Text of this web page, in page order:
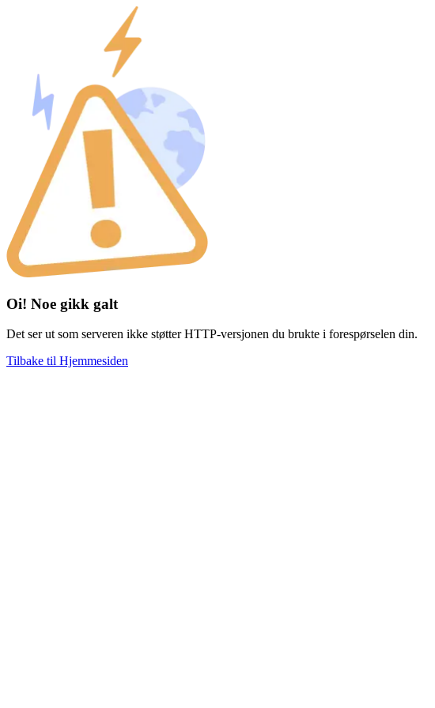
Oi! Noe gikk galt
Det ser ut som serveren ikke støtter HTTP-versjonen du brukte i forespørselen din.
Tilbake til Hjemmesiden